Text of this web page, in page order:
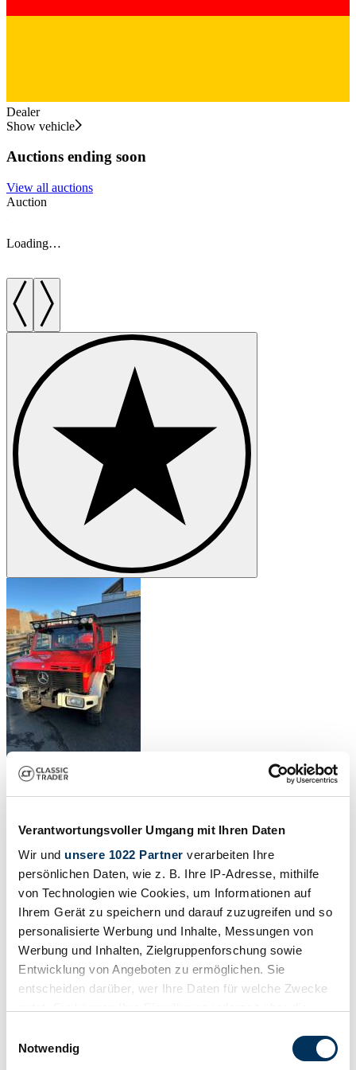
Verantwortungsvoller Umgang mit Ihren Daten
Wir und unsere 1022 Partner verarbeiten Ihre
persönlichen Daten, wie z. B. Ihre IP-Adresse, mithilfe
von Technologien wie Cookies, um Informationen auf
Ihrem Gerät zu speichern und darauf zuzugreifen und so
personalisierte Werbung und Inhalte, Messungen von
Werbung und Inhalten, Zielgruppenforschung sowie
Entwicklung von Angeboten zu ermöglichen. Sie
entscheiden darüber, wer Ihre Daten für welche Zwecke
Trigger Symbol ändern oder widerrufen
Notwendig
Dealer
Show vehicle
Auctions ending soon
View all auctions
Auction
Loading…
1984 | Mercedes-Benz Unimog U 1300 L